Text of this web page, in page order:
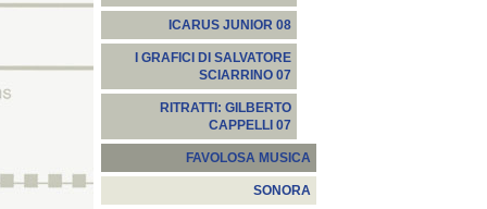
ICARUS JUNIOR 08
I GRAFICI DI SALVATORE
SCIARRINO 07
RITRATTI: GILBERTO
CAPPELLI 07
FAVOLOSA MUSICA
SONORA